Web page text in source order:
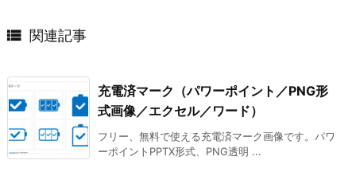
 関連記事
充電済マーク（パワーポイント／PNG形
式画像／エクセル／ワード）
フリー、無料で使える充電済マーク画像です。パワ
ーポイントPPTX形式、PNG透明 ...